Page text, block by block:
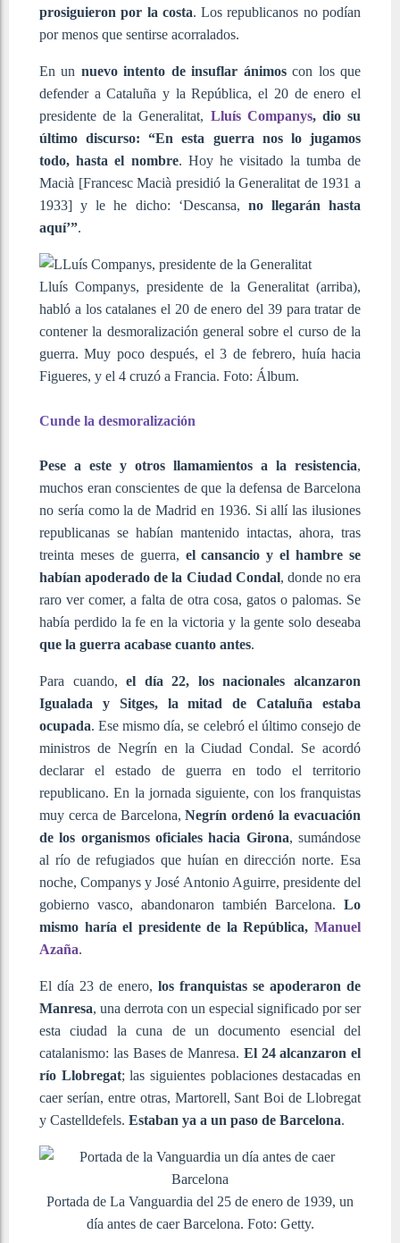
prosiguieron por la costa. Los republicanos no podían
por menos que sentirse acorralados.
En un nuevo intento de insuflar ánimoscon los que
defender a Cataluña y la República, el 20 de enero el
presidente de la Generalitat, Lluís Companys, dio su
último discurso: “En esta guerra nos lo jugamos
todo, hasta el nombre. Hoy he visitado la tumba de
Macià [Francesc Macià presidió la Generalitat de 1931 a
1933] y le he dicho: ‘Descansa, no llegarán hasta
aquí’”.
Lluís Companys, presidente de la Generalitat (arriba),
habló a los catalanes el 20 de enero del 39 para tratar de
contener la desmoralización general sobre el curso de la
guerra. Muy poco después, el 3 de febrero, huía hacia
Figueres, y el 4 cruzó a Francia. Foto: Álbum.
Cunde la desmoralización
Pese a este y otros llamamientos a la resistencia,
muchos eran conscientes de que la defensa de Barcelona
no sería como la de Madrid en 1936. Si allí las ilusiones
republicanas se habían mantenido intactas, ahora, tras
treinta meses de guerra, el cansancio y el hambre se
habían apoderado de la Ciudad Condal, donde no era
raro ver comer, a falta de otra cosa, gatos o palomas. Se
había perdido la fe en la victoria y la gente solo deseaba
que la guerra acabase cuanto antes.
Para cuando,el día 22, los nacionales alcanzaron
Igualada y Sitges, la mitad de Cataluña estaba
ocupada. Ese mismo día, se celebró el último consejo de
ministros de Negrín en la Ciudad Condal. Se acordó
declarar el estado de guerra en todo el territorio
republicano. En la jornada siguiente, con los franquistas
muy cerca de Barcelona,Negrín ordenó la evacuación
de los organismos oficiales hacia Girona, sumándose
al río de refugiados que huían en dirección norte. Esa
noche, Companys y José Antonio Aguirre, presidente del
gobierno vasco, abandonaron también Barcelona. Lo
mismo haría el presidente de la República, Manuel
Azaña.
El día 23 de enero, los franquistas se apoderaron de
Manresa, una derrota con un especial significado por ser
esta ciudad la cuna de un documento esencial del
catalanismo: las Bases de Manresa. El 24 alcanzaron el
río Llobregat; las siguientes poblaciones destacadas en
caer serían, entre otras, Martorell, Sant Boi de Llobregat
y Castelldefels. Estaban ya a un paso de Barcelona.
Portada de La Vanguardia del 25 de enero de 1939, un
día antes de caer Barcelona. Foto: Getty.